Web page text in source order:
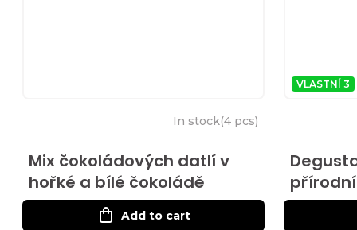
Mix čokoládových datlí v
hořké a bílé čokoládě
In stock(4 pcs)
Add to cart
VLASTNÍ 3